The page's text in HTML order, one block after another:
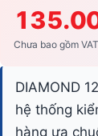
Chưa bao gồm
DIAMOND
hệ thống
hàng ưa